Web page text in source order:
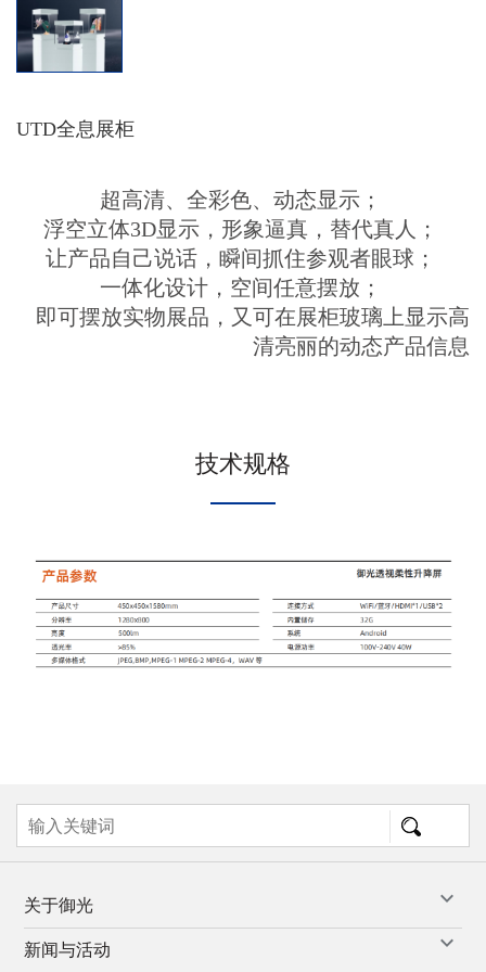
UTD全息展柜
超高清、全彩色、动态显示；
浮空立体3D显示，形象逼真，替代真人；
让产品自己说话，瞬间抓住参观者眼球；
一体化设计，空间任意摆放；
即可摆放实物展品，又可在展柜玻璃上显示高
清亮丽的动态产品信息
技术规格
关于御光
新闻与活动